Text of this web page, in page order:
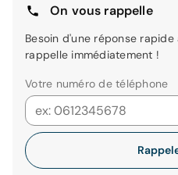
On vous rappelle
Besoin d'une réponse
rappelle immédiatement !
Votre numéro de téléphone